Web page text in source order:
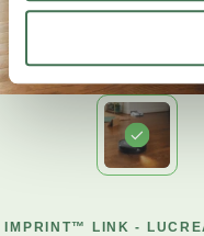
IMPRINT™ LINK -